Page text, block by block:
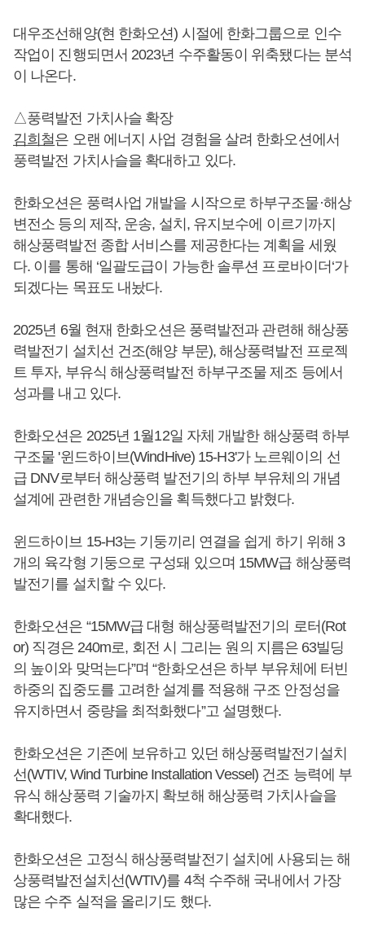
대우조선해양(현 한화오션) 시절에 한화그룹으로 인수
작업이 진행되면서 2023년 수주활동이 위축됐다는 분석
이 나온다.
△풍력발전 가치사슬 확장
김희철은 오랜 에너지 사업 경험을 살려 한화오션에서
풍력발전 가치사슬을 확대하고 있다.
한화오션은 풍력사업 개발을 시작으로 하부구조물·해상
변전소 등의 제작, 운송, 설치, 유지보수에 이르기까지
해상풍력발전 종합 서비스를 제공한다는 계획을 세웠
다. 이를 통해 ‘일괄도급이 가능한 솔루션 프로바이더‘가
되겠다는 목표도 내놨다.
2025년 6월 현재 한화오션은 풍력발전과 관련해 해상풍
력발전기 설치선 건조(해양 부문), 해상풍력발전 프로젝
트 투자, 부유식 해상풍력발전 하부구조물 제조 등에서
성과를 내고 있다.
한화오션은 2025년 1월12일 자체 개발한 해상풍력 하부
구조물 '윈드하이브(WindHive) 15-H3'가 노르웨이의 선
급 DNV로부터 해상풍력 발전기의 하부 부유체의 개념
설계에 관련한 개념승인을 획득했다고 밝혔다.
윈드하이브 15-H3는 기둥끼리 연결을 쉽게 하기 위해 3
개의 육각형 기둥으로 구성돼 있으며 15MW급 해상풍력
발전기를 설치할 수 있다.
한화오션은 “15MW급 대형 해상풍력발전기의 로터(Rot
or) 직경은 240m로, 회전 시 그리는 원의 지름은 63빌딩
의 높이와 맞먹는다”며 “한화오션은 하부 부유체에 터빈
하중의 집중도를 고려한 설계를 적용해 구조 안정성을
유지하면서 중량을 최적화했다”고 설명했다.
한화오션은 기존에 보유하고 있던 해상풍력발전기설치
선(WTIV, Wind Turbine Installation Vessel) 건조 능력에 부
유식 해상풍력 기술까지 확보해 해상풍력 가치사슬을
확대했다.
한화오션은 고정식 해상풍력발전기 설치에 사용되는 해
상풍력발전설치선(WTIV)를 4척 수주해 국내에서 가장
많은 수주 실적을 올리기도 했다.